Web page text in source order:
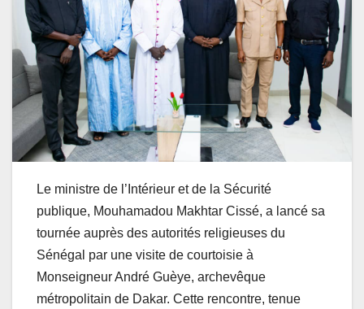
Le ministre de l’Intérieur et de la Sécurité
publique, Mouhamadou Makhtar Cissé, a lancé sa
tournée auprès des autorités religieuses du
Sénégal par une visite de courtoisie à
Monseigneur André Guèye, archevêque
métropolitain de Dakar. Cette rencontre, tenue